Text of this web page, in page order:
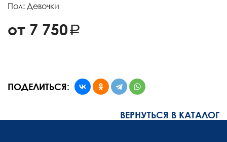
Пол: Девочки
от 7 750
ПОДЕЛИТЬСЯ:
ВЕРНУТЬСЯ В КАТАЛОГ